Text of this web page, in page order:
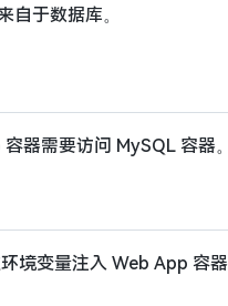
于数据库。
器需要访问 MySQL 容器。
境变量注入 Web App 容器